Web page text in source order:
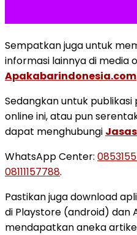
Sempatkan juga untuk
informasi lainnya di media
Apakabarindonesia.com
Sedangkan untuk
online ini, atau pun
dapat menghubungi
WhatsApp Center:
08111157788.
Pastikan juga download
di Playstore (android) dan
mendapatkan aneka